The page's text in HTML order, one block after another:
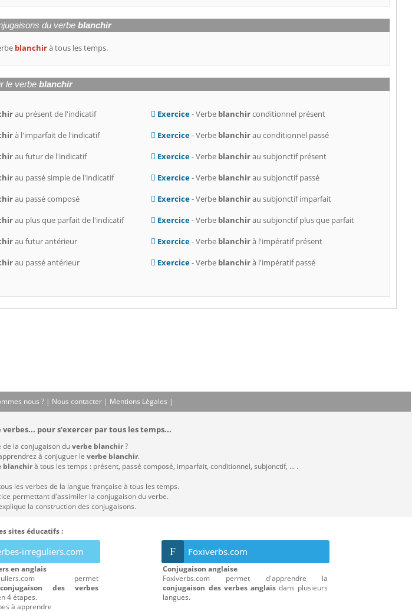
du verbeblanchir
blanchirà tous les temps.
le verbeblanchir
au présent de l'indicatif
à l'imparfait de l'indicatif
au futur de l'indicatif
au passé simple de l'indicatif
au passé composé
au plus que parfait de l'indicatif
au futur antérieur
au passé antérieur
Exercice- Verbe blanchirconditionnel présent
Exercice- Verbe blanchirau conditionnel passé
Exercice- Verbe blanchirau subjonctif présent
Exercice- Verbe blanchirau subjonctif passé
Exercice- Verbe blanchirau subjonctif imparfait
Exercice- Verbe blanchirau subjonctif plus que parfait
Exercice- Verbe blanchirà l'impératif présent
Exercice- Verbe blanchirà l'impératif passé
nous ? | Nous contacter | Mentions Légales |
pour s'exercer par tous les temps...
la conjugaison duverbe blanchir?
à conjuguer le verbe blanchir.
blanchirà tous les temps : présent, passé composé, imparfait, conditionnel, subjonctif, ... .
les verbes de la langue française à tous les temps.
permettant d'assimiler la conjugaison du verbe.
la construction des conjugaisons.
sites éducatifs :
irreguliers.com
en anglais
permet
conjugaison des verbes
4 étapes.
à apprendre
F Foxiverbs.com
Conjugaison anglaise
Foxiverbs.com permet d'apprendre la
conjugaison des verbes anglaisdans plusieurs
langues.